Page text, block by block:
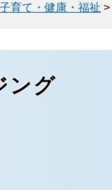
子育て・健康・福祉 >
ング